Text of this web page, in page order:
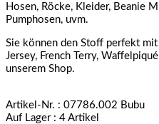
Hosen, Röcke, Kleider, Beanie
Pumphosen, uvm.
Sie können den Stoff perfekt
Jersey, French Terry,
unserem Shop.
Artikel-Nr. : 07786.002 Bubu
Auf Lager : 4 Artikel